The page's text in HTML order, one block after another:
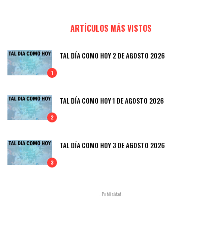
ARTÍCULOS MÁS VISTOS
1
TAL DÍA COMO HOY 2 DE AGOSTO 2026
2
TAL DÍA COMO HOY 1 DE AGOSTO 2026
3
TAL DÍA COMO HOY 3 DE AGOSTO 2026
- Publicidad -